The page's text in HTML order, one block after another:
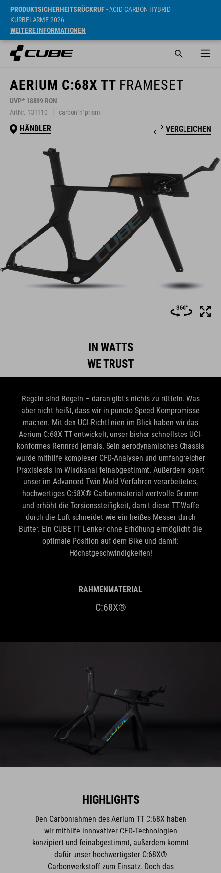
PRODUKTSICHERHEITSRÜCKRUF- ACID CARBON HYBRID
KURBELARME 2026
WEITERE INFORMATIONEN
AERIUM C:68X TT FRAMESET
UVP* 18899 RON
ArtNr. 131110
carbon´n´prism
HÄNDLER VERGLEICHEN
IN WATTS
WE TRUST
Regeln sind Regeln – daran gibt's nichts zu rütteln. Was
aber nicht heißt, dass wir in puncto Speed Kompromisse
machen. Mit den UCI-Richtlinien im Blick haben wir das
Aerium C:68X TT entwickelt, unser bisher schnellstes UCI-
konformes Rennrad jemals. Sein aerodynamisches Chassis
wurde mithilfe komplexer CFD-Analysen und umfangreicher
Praxistests im Windkanal feinabgestimmt. Außerdem spart
unser im Advanced Twin Mold Verfahren verarbeitetes,
hochwertiges C:68X® Carbonmaterial wertvolle Gramm
und erhöht die Torsionssteifigkeit, damit diese TT-Waffe
durch die Luft schneidet wie ein heißes Messer durch
Butter. Ein CUBE TT Lenker ohne Erhöhung ermöglicht die
optimale Position auf dem Bike und damit:
Höchstgeschwindigkeiten!
RAHMENMATERIAL
C:68X®
HIGHLIGHTS
Den Carbonrahmen des Aerium TT C:68X haben
wir mithilfe innovativer CFD-Technologien
konzipiert und feinabgestimmt, außerdem kommt
dafür unser hochwertigster C:68X®
Carbonwerkstoff zum Einsatz. Doch das